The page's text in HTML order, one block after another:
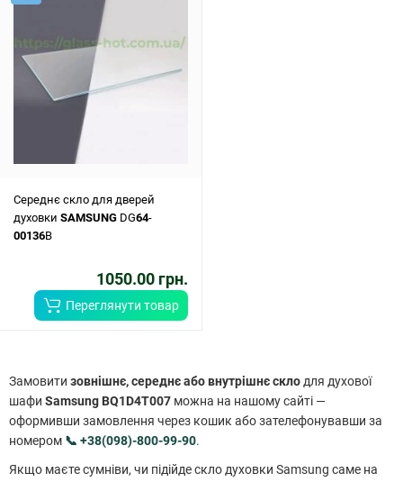
Середнє скло для дверей
духовки SAMSUNG DG64-
00136B
1050.00 грн.
Переглянути товар
Замовити зовнішнє, середнє або внутрішнє скло для духової
шафи Samsung BQ1D4T007 можна на нашому сайті —
оформивши замовлення через кошик або зателефонувавши за
номером 📞 +38(098)-800-99-90.
Якщо маєте сумніви, чи підійде скло духовки Samsung саме на